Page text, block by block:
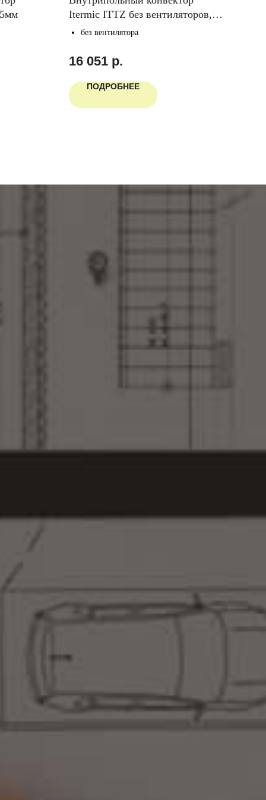
Itermic ITTZ без вентиляторов,
глубина 110мм, ширина 300мм
без вентилятора
16 051 р.
ПОДРОБНЕЕ